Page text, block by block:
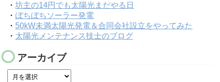
・ 坊主の14円でも太陽光まだやる日
・ ぼちぼちソーラー発電
・ 50kW未満太陽光発電＆合同会社設立をやってみた
・ 太陽光メンテナンス技士のブログ
アーカイブ